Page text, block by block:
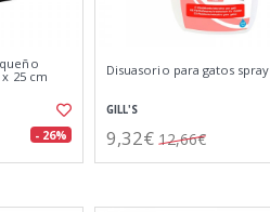
25 cm
- 26%
Disuasorio para gatos
GILL'S
9,32€ 12,66€